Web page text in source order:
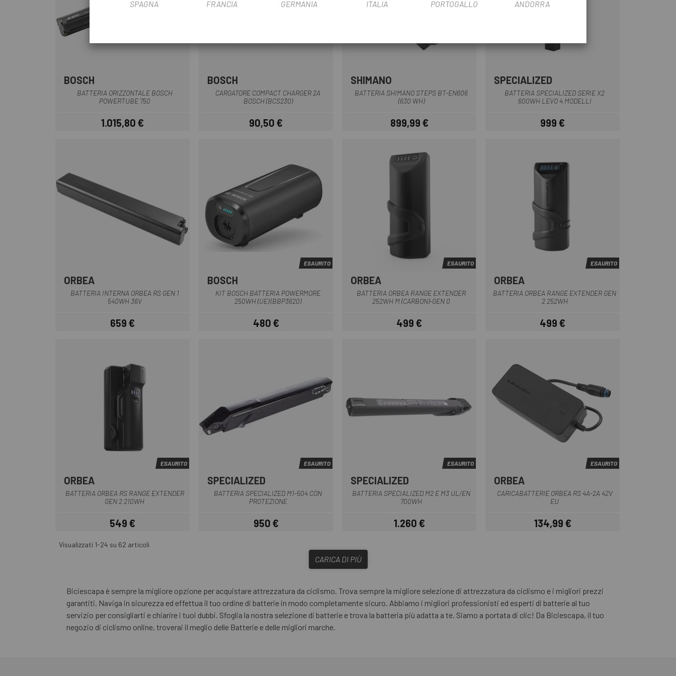
BOSCH
BATTERIA ORIZZONTALE BOSCH
POWERTUBE 750
Prezzo
1.015,80 €
BOSCH
CARGATORE COMPACT CHARGER 2A
BOSCH (BCS230)
Prezzo
90,50 €
SHIMANO
BATTERIA SHIMANO STEPS BT-EN606
(630 WH)
Prezzo
899,99 €
Multiplo
SPECIALIZED
BATTERIA SPECIALIZED SERIE X2
600WH LEVO 4 MODELLI
Prezzo
999 €
ORBEA
BATTERIA INTERNA ORBEA RS GEN 1
540WH 36V
Prezzo
659 €
ESAURITO
BOSCH
KIT BOSCH BATTERIA POWERMORE
250WH (UE) (BBP3620)
Prezzo
480 €
ESAURITO
ORBEA
BATTERIA ORBEA RANGE EXTENDER
252WH M (CARBON)-GEN 0
Prezzo
499 €
ESAURITO
ORBEA
BATTERIA ORBEA RANGE EXTENDER GEN
2 252WH
Prezzo
499 €
ESAURITO
ORBEA
BATTERIA ORBEA RS RANGE EXTENDER
GEN 2 210WH
Prezzo
549 €
Nero
ESAURITO
SPECIALIZED
BATTERIA SPECIALIZED M1-504 CON
PROTEZIONE
Prezzo
950 €
Nero
ESAURITO
SPECIALIZED
BATTERIA SPECIALIZED M2 E M3 UL/EN
700WH
Prezzo
1.260 €
ESAURITO
ORBEA
CARICABATTERIE ORBEA RS 4A-2A 42V
EU
Prezzo
134,99 €
Visualizzati 1-24 su 62 articoli
CARICA DI PIÙ
Biciescapa è sempre la migliore opzione per acquistare attrezzatura da ciclismo. Trova sempre la migliore selezione di attrezzatura da ciclismo e i migliori prezzi
garantiti. Naviga in sicurezza ed effettua il tuo ordine di batterie in modo completamente sicuro. Abbiamo i migliori professionisti ed esperti di batterie al tuo
servizio per consigliarti e chiarire i tuoi dubbi. Sfoglia la nostra selezione di batterie e trova la batteria più adatta a te. Siamo a portata di clic! Da Biciescapa, il tuo
negozio di ciclismo online, troverai il meglio delle Batterie e delle migliori marche.
SPAGNA FRANCIA GERMANIA ITALIA PORTOGALLO ANDORRA